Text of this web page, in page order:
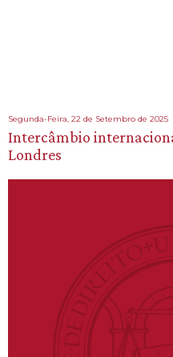
Segunda-Feira, 22 de Setembro de 2025
Intercâmbio
Londres